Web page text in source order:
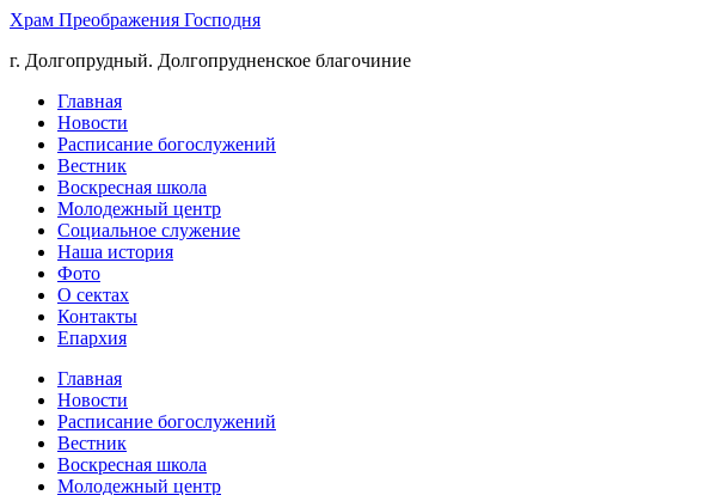
Храм Преображения Господня
г. Долгопрудный. Долгопрудненское благочиние
Главная
Новости
Расписание богослужений
Вестник
Воскресная школа
Молодежный центр
Социальное служение
Наша история
Фото
О сектах
Контакты
Епархия
Главная
Новости
Расписание богослужений
Вестник
Воскресная школа
Молодежный центр